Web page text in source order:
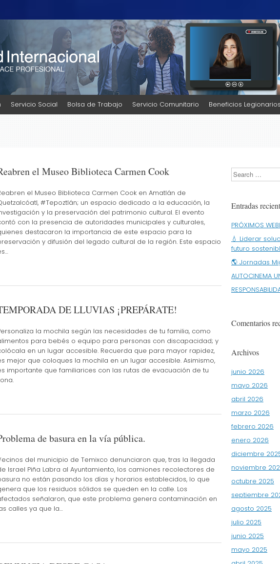
Servicio Social Bolsa de Trabajo Servicio Comunitario Beneficios Legionarios
el Museo Biblioteca Carmen Cook
el Museo Biblioteca Carmen Cook en Amatlán de
#Tepoztlán; un espacio dedicado a la educación, la
y la preservación del patrimonio cultural. El evento
con la presencia de autoridades municipales y culturales,
destacaron la importancia de este espacio para la
y difusión del legado cultural de la región. Este espacio
DE LLUVIAS ¡PREPÁRATE!
la mochila según las necesidades de tu familia, como
para bebés o equipo para personas con discapacidad; y
en un lugar accesible. Recuerda que para mayor rapidez,
mejor que coloques la mochila en un lugar accesible. Asimismo,
importante que familiarices con las rutas de evacuación de tu
de basura en la vía pública.
del municipio de Temixco denunciaron que, tras la llegada
Israel Piña Labra al Ayuntamiento, los camiones recolectores de
no están pasando los días y horarios establecidos, lo que
que los residuos sólidos se queden en la calle. Los
señalaron, que este problema genera contaminación en
calles ya que la…
Search
Entradas
PRÓXIMOS
💧 Liderar
futuro
🌎 Jornadas
AUTOCINEMA
Comentarios
Archivos
junio 2026
mayo 2026
abril 2026
marzo 2026
febrero 2026
enero 2026
diciembre
noviembre
octubre 2025
septiembre
agosto 2025
julio 2025
junio 2025
mayo 2025